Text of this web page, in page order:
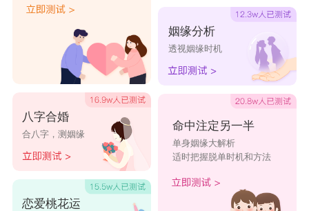
八字合婚
合八字，测姻缘
恋爱桃花运
姻缘分析
透视姻缘时机
命中注定另一半
单身姻缘大解析
适时把握脱单时机和方法